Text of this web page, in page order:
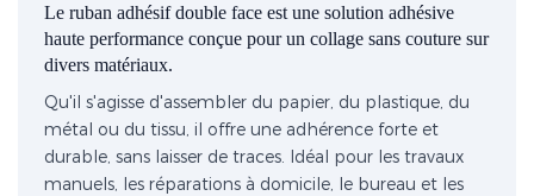
Le ruban adhésif double face est une solution adhésive
haute performance conçue pour un collage sans couture sur
divers matériaux.
Qu'il s'agisse d'assembler du papier, du plastique, du
métal ou du tissu, il offre une adhérence forte et
durable, sans laisser de traces. Idéal pour les travaux
manuels, les réparations à domicile, le bureau et les